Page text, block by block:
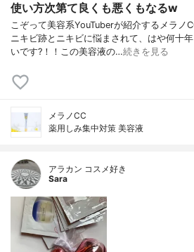
使い方次第て良くも悪くもなるw
こぞって美容系YouTuberが紹介するメラノ
ニキビ跡とニキビに悩まされて、はや何十
いです?！！この美容液の…続きを見る
メラノCC
薬用しみ集中対策 美容液
アラカン コスメ好き
Sara